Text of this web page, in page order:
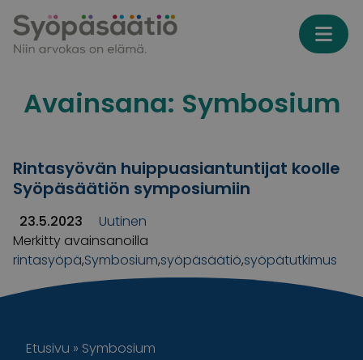
Avainsana: Symbosium
Rintasyövän huippuasiantuntijat koolle
Syöpäsäätiön symposiumiin
23.5.2023
Uutinen
Merkitty avainsanoilla
rintasyöpä,Symbosium,syöpäsäätiö,syöpätutkimus
Etusivu » Symbosium